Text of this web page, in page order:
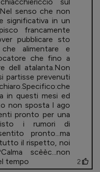
senso che non
significativa in un
francamente
pubblicare sto
alimentare e
che fino a
dell atalanta.Non
partisse prevenuti
in questi mesi ed
non sposta l ago
pronto per una
visto i rumori di
pronto...ma
il rispetto, noi
scèèc...non
tempo
2